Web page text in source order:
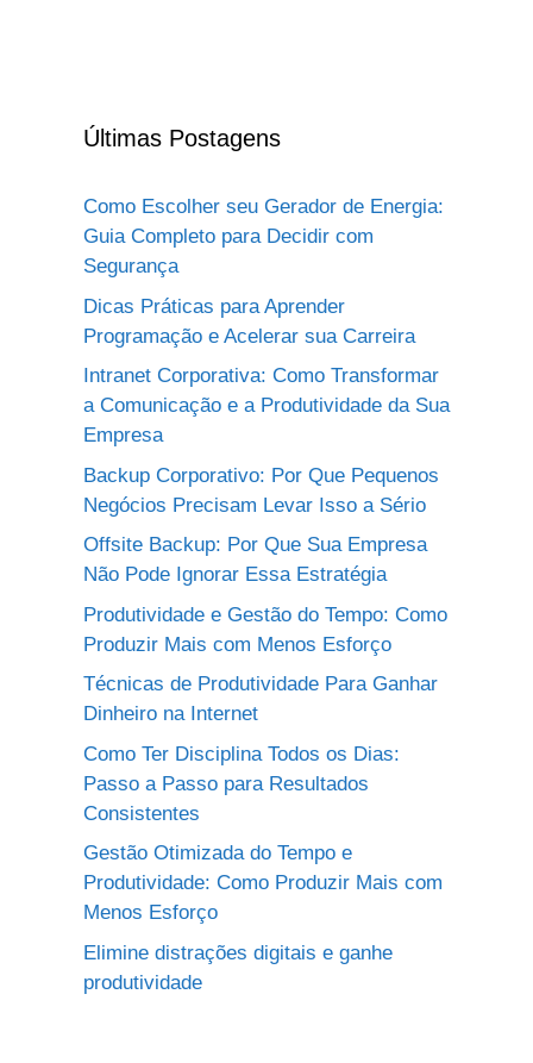
Últimas Postagens
Como Escolher seu Gerador de Energia:
Guia Completo para Decidir com
Segurança
Dicas Práticas para Aprender
Programação e Acelerar sua Carreira
Intranet Corporativa: Como Transformar
a Comunicação e a Produtividade da Sua
Empresa
Backup Corporativo: Por Que Pequenos
Negócios Precisam Levar Isso a Sério
Offsite Backup: Por Que Sua Empresa
Não Pode Ignorar Essa Estratégia
Produtividade e Gestão do Tempo: Como
Produzir Mais com Menos Esforço
Técnicas de Produtividade Para Ganhar
Dinheiro na Internet
Como Ter Disciplina Todos os Dias:
Passo a Passo para Resultados
Consistentes
Gestão Otimizada do Tempo e
Produtividade: Como Produzir Mais com
Menos Esforço
Elimine distrações digitais e ganhe
produtividade